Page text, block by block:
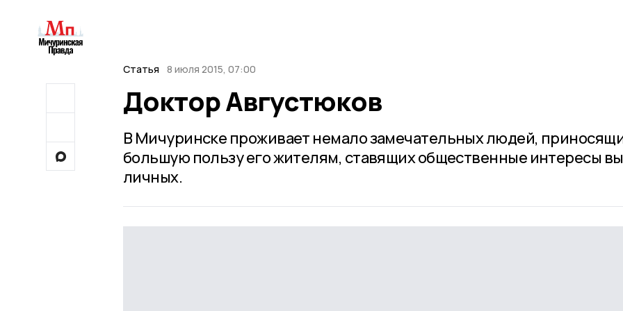
Статья 8 июля 2015, 07:00
Доктор Августюков
В Мичуринске проживает немало замечательных людей,
большую пользу его жителям, ставящих общественные интересы
личных.